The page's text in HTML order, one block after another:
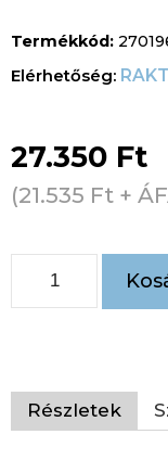
Termékkód:
27.350 Ft
(21.535 Ft +
Részletek